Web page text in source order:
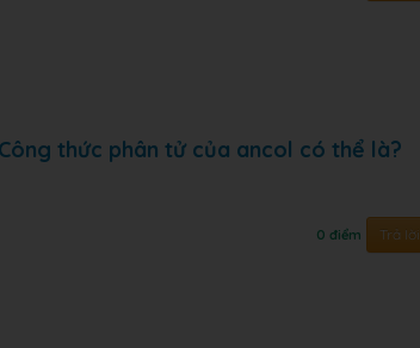
thức phân tử của ancol có thể là?
0 điểm Trả lời